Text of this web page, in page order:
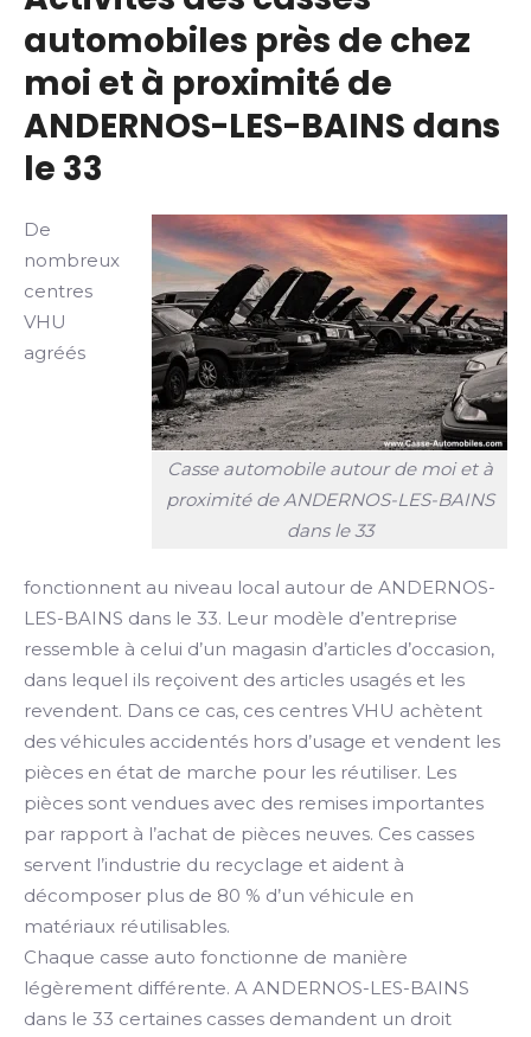
automobiles près de chez
moi et à proximité de
ANDERNOS-LES-BAINS dans
le 33
Casse automobile autour de moi et à
proximité de ANDERNOS-LES-BAINS
dans le 33
De
nombreux
centres
VHU
agréés
fonctionnent au niveau local autour de ANDERNOS-
LES-BAINS dans le 33. Leur modèle d’entreprise
ressemble à celui d’un magasin d’articles d’occasion,
dans lequel ils reçoivent des articles usagés et les
revendent. Dans ce cas, ces centres VHU achètent
des véhicules accidentés hors d’usage et vendent les
pièces en état de marche pour les réutiliser. Les
pièces sont vendues avec des remises importantes
par rapport à l’achat de pièces neuves. Ces casses
servent l’industrie du recyclage et aident à
décomposer plus de 80 % d’un véhicule en
matériaux réutilisables.
Chaque casse auto fonctionne de manière
légèrement différente. A ANDERNOS-LES-BAINS
dans le 33 certaines casses demandent un droit